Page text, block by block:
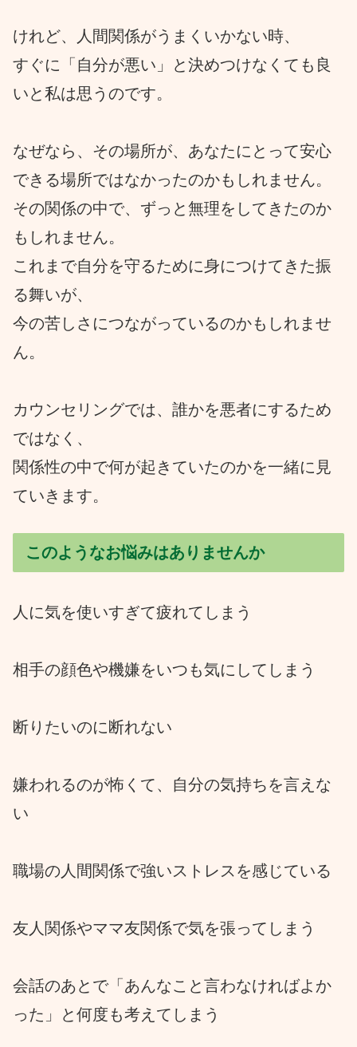
けれど、人間関係がうまくいかない時、
すぐに「自分が悪い」と決めつけなくても良
いと私は思うのです。
なぜなら、その場所が、あなたにとって安心
できる場所ではなかったのかもしれません。
その関係の中で、ずっと無理をしてきたのか
もしれません。
これまで自分を守るために身につけてきた振
る舞いが、
今の苦しさにつながっているのかもしれませ
ん。
カウンセリングでは、誰かを悪者にするため
ではなく、
関係性の中で何が起きていたのかを一緒に見
ていきます。
このようなお悩みはありませんか
人に気を使いすぎて疲れてしまう
相手の顔色や機嫌をいつも気にしてしまう
断りたいのに断れない
嫌われるのが怖くて、自分の気持ちを言えな
い
職場の人間関係で強いストレスを感じている
友人関係やママ友関係で気を張ってしまう
会話のあとで「あんなこと言わなければよか
った」と何度も考えてしまう